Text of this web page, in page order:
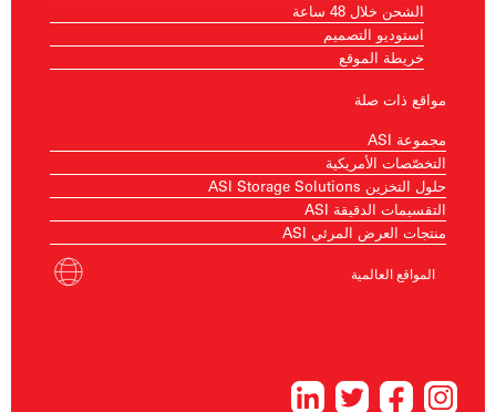
الشحن خلال 48 ساعة
استوديو التصميم
خريطة الموقع
مواقع ذات صلة
مجموعة ASI
التخصّصات الأمريكية
حلول التخزين ASI Storage Solutions
التقسيمات الدقيقة ASI
منتجات العرض المرئي ASI
المواقع العالمية